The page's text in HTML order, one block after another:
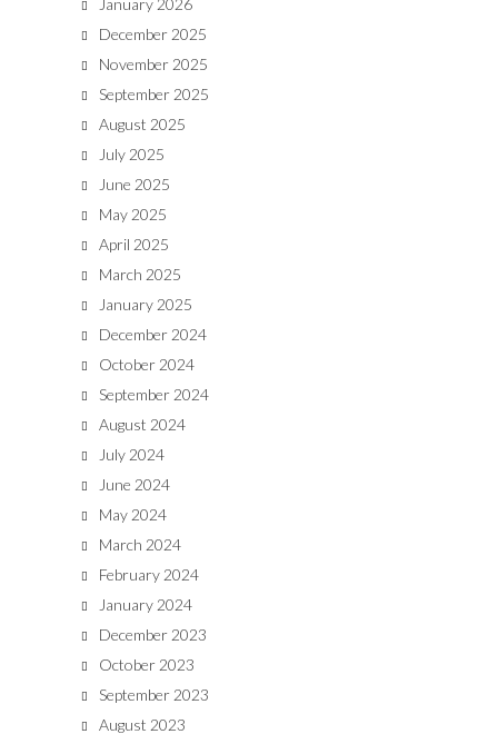
January 2026
December 2025
November 2025
September 2025
August 2025
July 2025
June 2025
May 2025
April 2025
March 2025
January 2025
December 2024
October 2024
September 2024
August 2024
July 2024
June 2024
May 2024
March 2024
February 2024
January 2024
December 2023
October 2023
September 2023
August 2023